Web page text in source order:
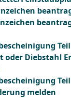
oder Diebstahl
melden